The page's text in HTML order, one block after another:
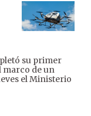
su primer
marco de un
el Ministerio